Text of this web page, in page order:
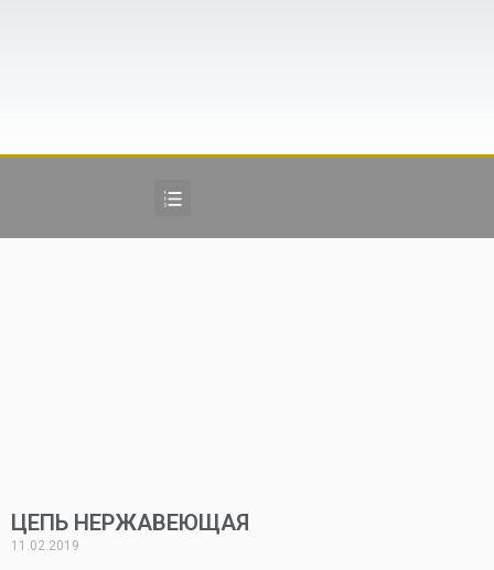
ЦЕПЬ НЕРЖАВЕЮЩАЯ
11.02.2019